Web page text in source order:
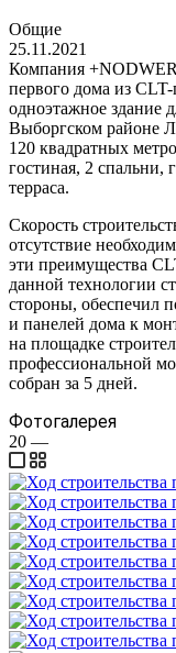
Общие
25.11.2021
Компания
первого дома из
одноэтажное здание
Выборгском районе
120 квадратных
гостиная, 2 спальни,
терраса.
Скорость
отсутствие
эти преимущества
данной технологии
стороны, обеспечил
и панелей дома к
на площадке
профессиональной
собран за 5 дней.
Фотогалерея
20 —